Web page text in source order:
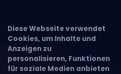
Diese Webseite verwendet
Cookies, um Inhalte und
Anzeigen zu
personalisieren, Funktionen
für soziale Medien anbieten